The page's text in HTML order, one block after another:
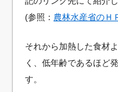
(参照： 農林水産省のＨ
それから加熱した食材
く、低年齢であるほど
す。